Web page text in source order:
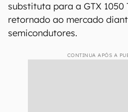
substituta para a GTX 1050
retornado ao mercado
semicondutores.
CONTINUA APÓS A